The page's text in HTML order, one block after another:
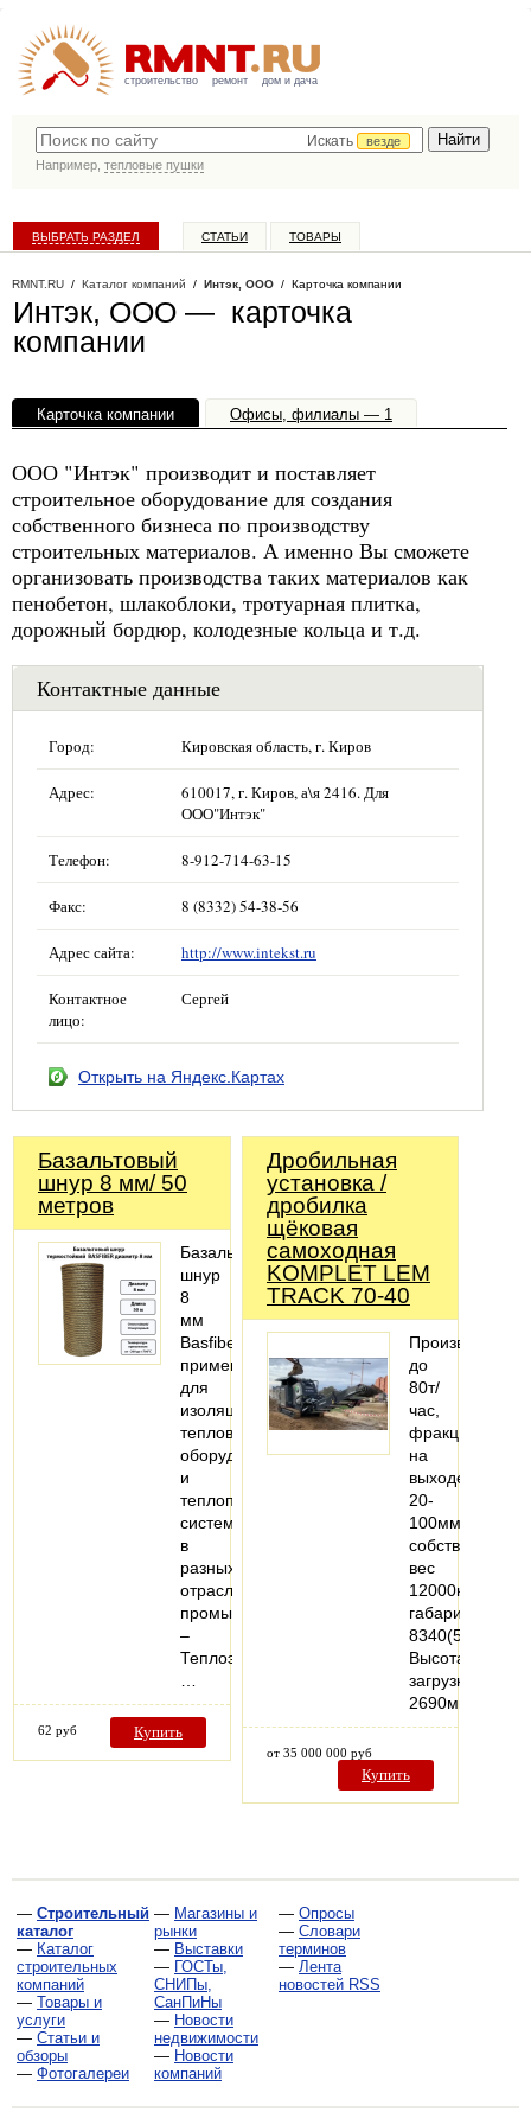
строительство ремонт дом и дача
Искать
везде
Например, тепловые пушки
ВЫБРАТЬ РАЗДЕЛ СТАТЬИ ТОВАРЫ
RMNT.RU / Каталог компаний / Интэк, ООО / Карточка компании
Интэк, ООО — карточка
компании
Карточка компании Офисы, филиалы — 1
ООО "Интэк" производит и поставляет
строительное оборудование для создания
собственного бизнеса по производству
строительных материалов. А именно Вы сможете
организовать производства таких материалов как
пенобетон, шлакоблоки, тротуарная плитка,
дорожный бордюр, колодезные кольца и т.д.
Контактные данные
Город: Кировская область, г. Киров
Адрес:
610017, г. Киров, а\я 2416. Для
ООО"Интэк"
Телефон: 8-912-714-63-15
Факс: 8 (8332) 54-38-56
Адрес сайта: http://www.intekst.ru
Контактное
лицо:
Сергей
Открыть на Яндекс.Картах
Базальтовый
шнур 8 мм/ 50
метров
Базальтовый
шнур
8
мм
Basfiber
применяется
для
изоляции
теплового
оборудования
и
теплопроводящих
систем
в
разных
отраслях
промышленности
–
Теплоэлектростанций,
62 руб Купить
Дробильная
установка /
дробилка
щёковая
самоходная
KOMPLET LEM
TRACK 70-40
до
80т/
час,
фракция
на
выходе
20-
100мм,
собственный
вес
12000кг,
габариты
Высота
загрузки
2690мм.
от 35 000 000 руб
Купить
— Строительный
каталог
— Каталог
строительных
компаний
— Товары и
услуги
— Статьи и
обзоры
— Фотогалереи
— Магазины и
рынки
— Выставки
— ГОСТы,
СНИПы,
СанПиНы
— Новости
недвижимости
— Новости
компаний
— Опросы
— Словари
терминов
— Лента
новостей RSS